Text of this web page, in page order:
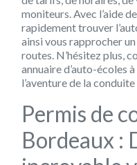
moniteurs. Avec l’aide
rapidement trouver
ainsi vous rapprocher
routes. N’hésitez plus,
annuaire d’auto-écoles
l’aventure de la
Permis de
Bordeaux :